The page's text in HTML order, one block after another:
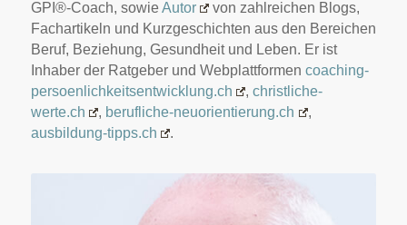
GPI®-Coach, sowieAutor
von zahlreichen Blogs,
Fachartikeln und Kurzgeschichten aus den Bereichen
Beruf, Beziehung, Gesundheit und Leben. Er ist
Inhaber der Ratgeber und Webplattformen coaching-
persoenlichkeitsentwicklung.ch
,christliche-
werte.ch
, berufliche-neuorientierung.ch
,
ausbildung-tipps.ch
.